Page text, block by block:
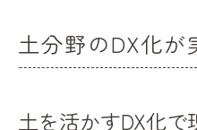
人手不足問題に効く
土の現場で人手
土の現場改革に
土分野のDX化
土を活かすDX化